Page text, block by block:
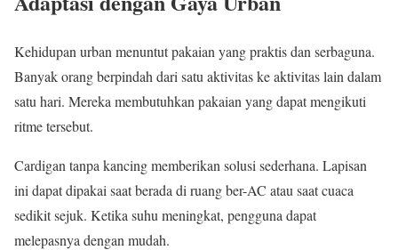
Kehidupan urban menuntut pakaian yang praktis dan serbaguna.
Banyak orang berpindah dari satu aktivitas ke aktivitas lain dalam
satu hari. Mereka membutuhkan pakaian yang dapat mengikuti
ritme tersebut.
Cardigan tanpa kancing memberikan solusi sederhana. Lapisan
ini dapat dipakai saat berada di ruang ber-AC atau saat cuaca
sedikit sejuk. Ketika suhu meningkat, pengguna dapat
melepasnya dengan mudah.